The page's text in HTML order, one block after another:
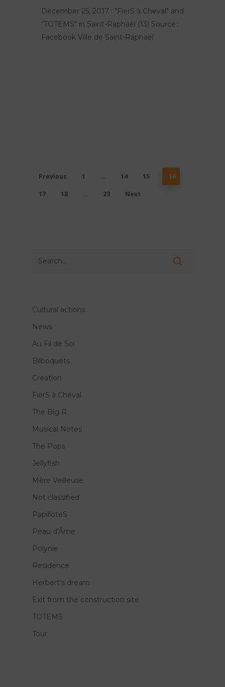
December 25, 2017 : "FierS à Cheval" and
"TOTEMS" in Saint-Raphaël (13) Source :
Facebook Ville de Saint-Raphaël
Previous 1 … 14 15 16
17 18 … 23 Next
Cultural actions
News
Au Fil de Soi
Bilboquets
Creation
FierS à Cheval
The Big R
Musical Notes
The Pops
Jellyfish
Mère Veilleuse
Not classified
PapilloteS
Peau d'Âme
Polynie
Residence
Herbert's dream
Exit from the construction site
TOTEMS
Tour